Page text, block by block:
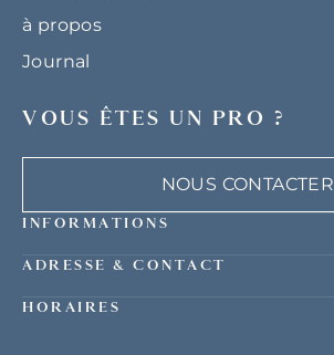
à propos
Journal
VOUS ÊTES UN PRO ?
NOUS CONTACTER
INFORMATIONS
ADRESSE & CONTACT
HORAIRES